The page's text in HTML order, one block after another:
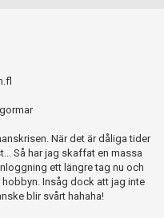
När det är dåliga tider
Så har jag skaffat en massa
ett längre tag nu och
Insåg dock att jag inte
blir svårt hahaha!